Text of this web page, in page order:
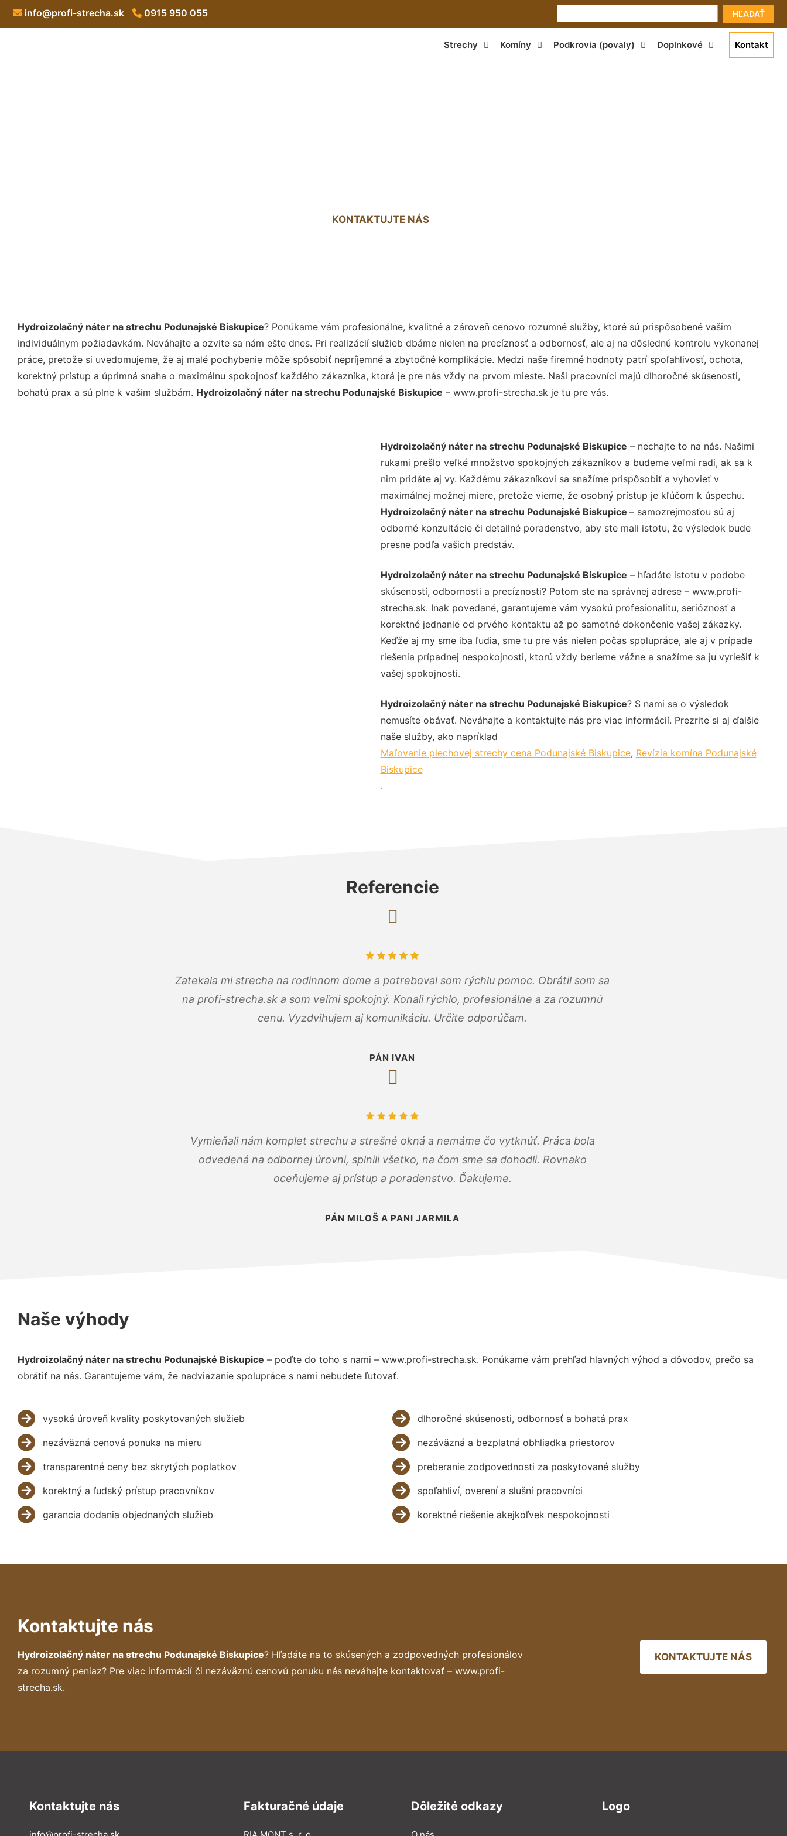
HĽADAŤ
info@profi-strecha.sk 0915 950 055
Strechy Komíny Podkrovia (povaly) Doplnkové Kontakt
KONTAKTUJTE NÁS
Hydroizolačný náter na strechu Podunajské Biskupice? Ponúkame vám profesionálne, kvalitné a zároveň cenovo rozumné služby, ktoré sú prispôsobené vašim
individuálnym požiadavkám. Neváhajte a ozvite sa nám ešte dnes. Pri realizácií služieb dbáme nielen na precíznosť a odbornosť, ale aj na dôslednú kontrolu vykonanej
práce, pretože si uvedomujeme, že aj malé pochybenie môže spôsobiť nepríjemné a zbytočné komplikácie. Medzi naše firemné hodnoty patrí spoľahlivosť, ochota,
korektný prístup a úprimná snaha o maximálnu spokojnosť každého zákazníka, ktorá je pre nás vždy na prvom mieste. Naši pracovníci majú dlhoročné skúsenosti,
bohatú prax a sú plne k vašim službám. Hydroizolačný náter na strechu Podunajské Biskupice – www.profi-strecha.sk je tu pre vás.
Hydroizolačný náter na strechu Podunajské Biskupice – nechajte to na nás. Našimi
rukami prešlo veľké množstvo spokojných zákazníkov a budeme veľmi radi, ak sa k
nim pridáte aj vy. Každému zákazníkovi sa snažíme prispôsobiť a vyhovieť v
maximálnej možnej miere, pretože vieme, že osobný prístup je kľúčom k úspechu.
Hydroizolačný náter na strechu Podunajské Biskupice – samozrejmosťou sú aj
odborné konzultácie či detailné poradenstvo, aby ste mali istotu, že výsledok bude
presne podľa vašich predstáv.
Hydroizolačný náter na strechu Podunajské Biskupice – hľadáte istotu v podobe
skúseností, odbornosti a precíznosti? Potom ste na správnej adrese – www.profi-
strecha.sk. Inak povedané, garantujeme vám vysokú profesionalitu, serióznosť a
korektné jednanie od prvého kontaktu až po samotné dokončenie vašej zákazky.
Keďže aj my sme iba ľudia, sme tu pre vás nielen počas spolupráce, ale aj v prípade
riešenia prípadnej nespokojnosti, ktorú vždy berieme vážne a snažíme sa ju vyriešiť k
vašej spokojnosti.
Hydroizolačný náter na strechu Podunajské Biskupice? S nami sa o výsledok
nemusíte obávať. Neváhajte a kontaktujte nás pre viac informácií. Prezrite si aj ďalšie
naše služby, ako napríklad
Maľovanie plechovej strechy cena Podunajské Biskupice, Revízia komína Podunajské
Biskupice
.
Referencie
Zatekala mi strecha na rodinnom dome a potreboval som rýchlu pomoc. Obrátil som sa
na profi-strecha.sk a som veľmi spokojný. Konali rýchlo, profesionálne a za rozumnú
cenu. Vyzdvihujem aj komunikáciu. Určite odporúčam.
PÁN IVAN
Vymieňali nám komplet strechu a strešné okná a nemáme čo vytknúť. Práca bola
odvedená na odbornej úrovni, splnili všetko, na čom sme sa dohodli. Rovnako
oceňujeme aj prístup a poradenstvo. Ďakujeme.
PÁN MILOŠ A PANI JARMILA
Naše výhody
Hydroizolačný náter na strechu Podunajské Biskupice – poďte do toho s nami – www.profi-strecha.sk. Ponúkame vám prehľad hlavných výhod a dôvodov, prečo sa
obrátiť na nás. Garantujeme vám, že nadviazanie spolupráce s nami nebudete ľutovať.
vysoká úroveň kvality poskytovaných služieb
nezáväzná cenová ponuka na mieru
transparentné ceny bez skrytých poplatkov
korektný a ľudský prístup pracovníkov
garancia dodania objednaných služieb
dlhoročné skúsenosti, odbornosť a bohatá prax
nezáväzná a bezplatná obhliadka priestorov
preberanie zodpovednosti za poskytované služby
spoľahliví, overení a slušní pracovníci
korektné riešenie akejkoľvek nespokojnosti
Kontaktujte nás
Hydroizolačný náter na strechu Podunajské Biskupice? Hľadáte na to skúsených a zodpovedných profesionálov
za rozumný peniaz? Pre viac informácií či nezáväznú cenovú ponuku nás neváhajte kontaktovať – www.profi-
strecha.sk.
KONTAKTUJTE NÁS
Kontaktujte nás Fakturačné údaje Dôležité odkazy Logo